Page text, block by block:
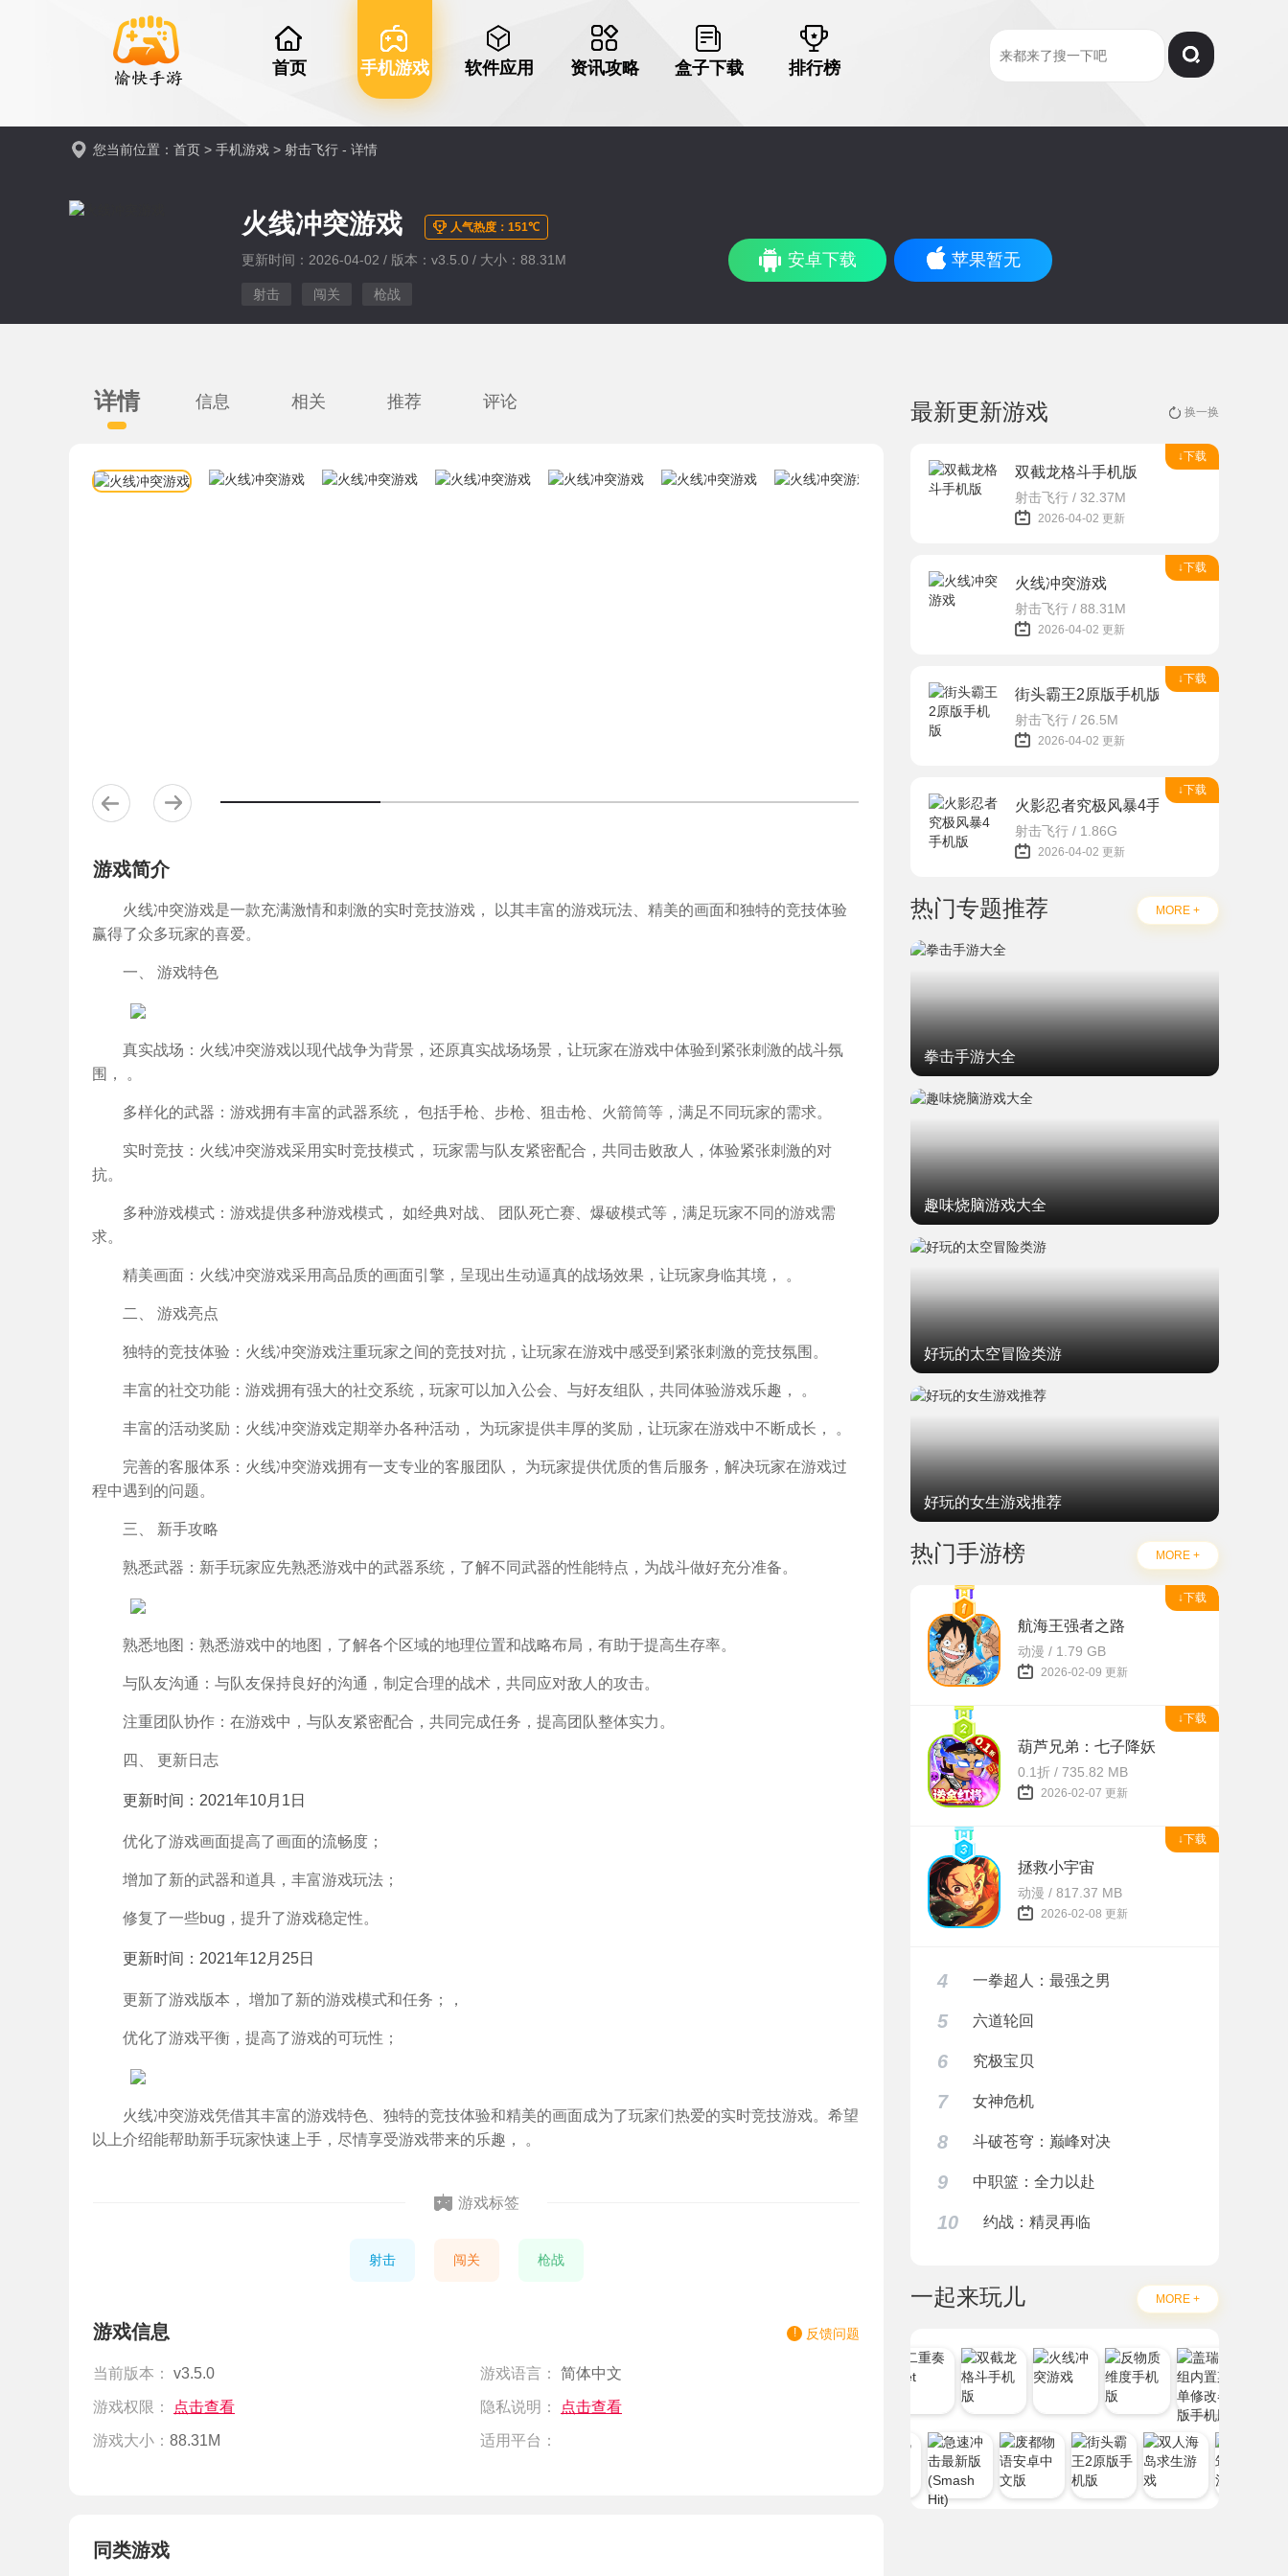
首页 手机游戏 软件应用 资讯攻略 盒子下载 排行榜
您当前位置： 首页 > 手机游戏 > 射击飞行 - 详情
火线冲突游戏 人气热度：151℃
更新时间：2026-04-02 / 版本：v3.5.0 / 大小：88.31M
射击 闯关 枪战
安卓下载 苹果暂无
详情 信息 相关 推荐 评论
游戏简介
火线冲突游戏是一款充满激情和刺激的实时竞技游戏， 以其丰富的游戏玩法、精美的画面和独特的竞技体验
赢得了众多玩家的喜爱。
一、 游戏特色
真实战场：火线冲突游戏以现代战争为背景，还原真实战场场景，让玩家在游戏中体验到紧张刺激的战斗氛
围， 。
多样化的武器：游戏拥有丰富的武器系统， 包括手枪、步枪、狙击枪、火箭筒等，满足不同玩家的需求。
实时竞技：火线冲突游戏采用实时竞技模式， 玩家需与队友紧密配合，共同击败敌人，体验紧张刺激的对
抗。
多种游戏模式：游戏提供多种游戏模式， 如经典对战、 团队死亡赛、爆破模式等，满足玩家不同的游戏需
求。
精美画面：火线冲突游戏采用高品质的画面引擎，呈现出生动逼真的战场效果，让玩家身临其境， 。
二、 游戏亮点
独特的竞技体验：火线冲突游戏注重玩家之间的竞技对抗，让玩家在游戏中感受到紧张刺激的竞技氛围。
丰富的社交功能：游戏拥有强大的社交系统，玩家可以加入公会、与好友组队，共同体验游戏乐趣， 。
丰富的活动奖励：火线冲突游戏定期举办各种活动， 为玩家提供丰厚的奖励，让玩家在游戏中不断成长， 。
完善的客服体系：火线冲突游戏拥有一支专业的客服团队， 为玩家提供优质的售后服务，解决玩家在游戏过
程中遇到的问题。
三、 新手攻略
熟悉武器：新手玩家应先熟悉游戏中的武器系统，了解不同武器的性能特点，为战斗做好充分准备。
熟悉地图：熟悉游戏中的地图，了解各个区域的地理位置和战略布局，有助于提高生存率。
与队友沟通：与队友保持良好的沟通，制定合理的战术，共同应对敌人的攻击。
注重团队协作：在游戏中，与队友紧密配合，共同完成任务，提高团队整体实力。
四、 更新日志
更新时间：2021年10月1日
优化了游戏画面提高了画面的流畅度；
增加了新的武器和道具，丰富游戏玩法；
修复了一些bug，提升了游戏稳定性。
更新时间：2021年12月25日
更新了游戏版本， 增加了新的游戏模式和任务；，
优化了游戏平衡，提高了游戏的可玩性；
火线冲突游戏凭借其丰富的游戏特色、独特的竞技体验和精美的画面成为了玩家们热爱的实时竞技游戏。希望
以上介绍能帮助新手玩家快速上手，尽情享受游戏带来的乐趣， 。
游戏标签
射击 闯关 枪战
游戏信息 反馈问题
当前版本： v3.5.0 游戏语言： 简体中文
游戏权限： 点击查看 隐私说明： 点击查看
游戏大小： 88.31M 适用平台：
同类游戏
最新更新游戏 换一换
↓下载
双截龙格斗手机版
射击飞行 / 32.37M
2026-04-02 更新
↓下载
火线冲突游戏
射击飞行 / 88.31M
2026-04-02 更新
↓下载
街头霸王2原版手机版
射击飞行 / 26.5M
2026-04-02 更新
↓下载
火影忍者究极风暴4手机版
射击飞行 / 1.86G
2026-04-02 更新
热门专题推荐 MORE +
拳击手游大全
趣味烧脑游戏大全
好玩的太空冒险类游
好玩的女生游戏推荐
热门手游榜 MORE +
↓下载
航海王强者之路
动漫 / 1.79 GB
2026-02-09 更新
↓下载
葫芦兄弟：七子降妖
0.1折 / 735.82 MB
2026-02-07 更新
↓下载
拯救小宇宙
动漫 / 817.37 MB
2026-02-08 更新
4 一拳超人：最强之男
5 六道轮回
6 究极宝贝
7 女神危机
8 斗破苍穹：巅峰对决
9 中职篮：全力以赴
10 约战：精灵再临
一起来玩儿 MORE +